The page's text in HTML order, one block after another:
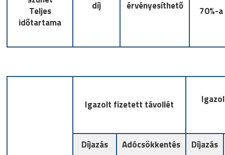
Teljes
időtartama
díj
érvényesíthető
70%-a
Igazolt fizetett távollét
Díjazás Adócsökkentés Díjazás